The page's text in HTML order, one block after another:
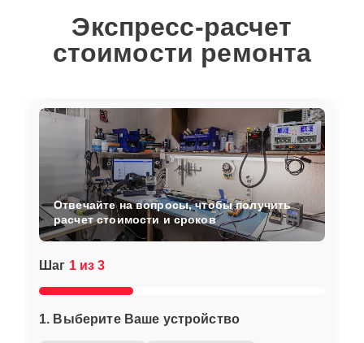
Экспресс-расчет
стоимости ремонта
Шаг 1 из 3
1. Выберите Ваше устройство
Отвечайте на вопросы, чтобы получить
расчет стоимости и сроков